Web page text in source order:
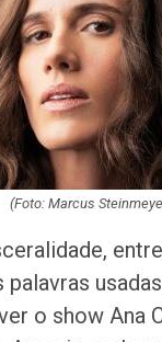
(Foto: Marcus
palavras
o show Ana